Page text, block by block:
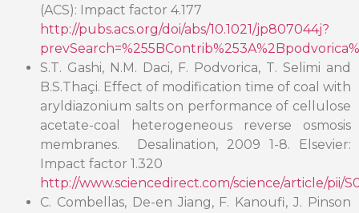
(ACS): Impact factor 4.177
http://pubs.acs.org/doi/abs/10.1021/jp807044j?
S.T. Gashi, N.M. Daci, F. Podvorica, T. Selimi and
B.S.Thaçi. Effect of modification time of coal with
aryldiazonium salts on performance of cellulose
acetate-coal heterogeneous reverse osmosis
membranes. Desalination, 2009 1-8. Elsevier:
Impact factor 1.320
http://www.sciencedirect.com/science/article/pii/
C. Combellas, De-en Jiang, F. Kanoufi, J. Pinson